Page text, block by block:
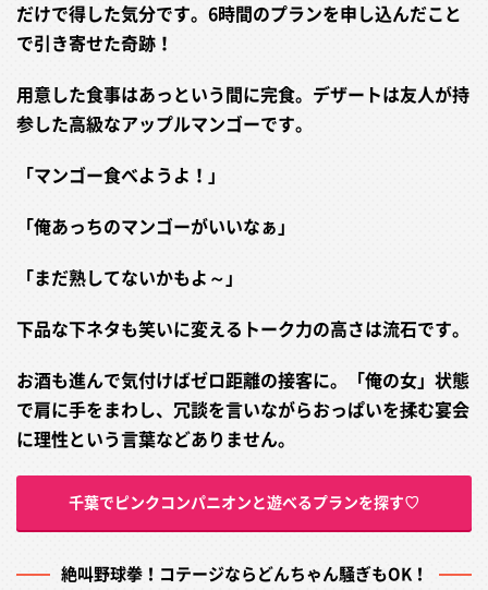
だけで得した気分です。6時間のプランを申し込んだこと
で引き寄せた奇跡！
用意した食事はあっという間に完食。デザートは友人が持
参した高級なアップルマンゴーです。
「マンゴー食べようよ！」
「俺あっちのマンゴーがいいなぁ」
「まだ熟してないかもよ～」
下品な下ネタも笑いに変えるトーク力の高さは流石です。
お酒も進んで気付けばゼロ距離の接客に。「俺の女」状態
で肩に手をまわし、冗談を言いながらおっぱいを揉む宴会
に理性という言葉などありません。
千葉でピンクコンパニオンと遊べるプランを探す♡
絶叫野球拳！コテージならどんちゃん騒ぎもOK！